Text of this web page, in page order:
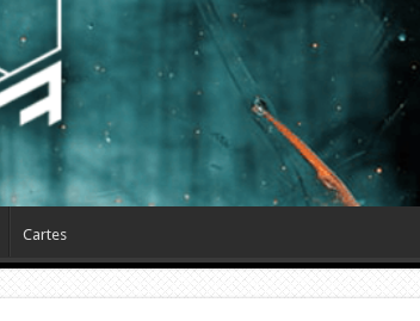
Cartes